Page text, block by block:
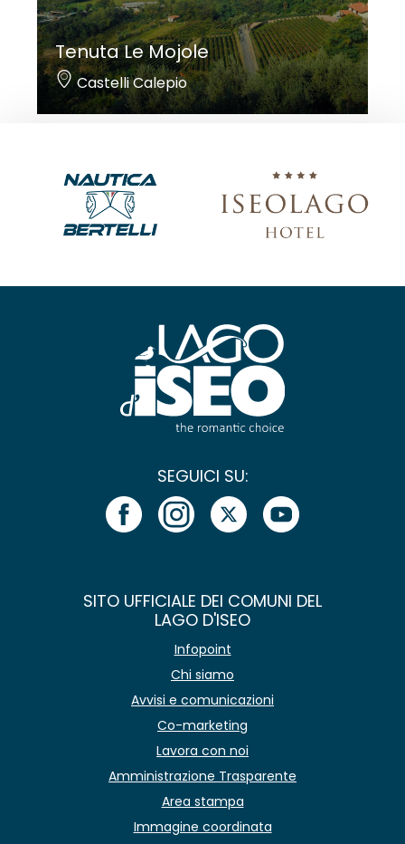
Tenuta Le Mojole
Castelli Calepio
SEGUICI SU:
SITO UFFICIALE DEI COMUNI DEL
LAGO D'ISEO
Infopoint
Chi siamo
Avvisi e comunicazioni
Co-marketing
Lavora con noi
Amministrazione Trasparente
Area stampa
Immagine coordinata